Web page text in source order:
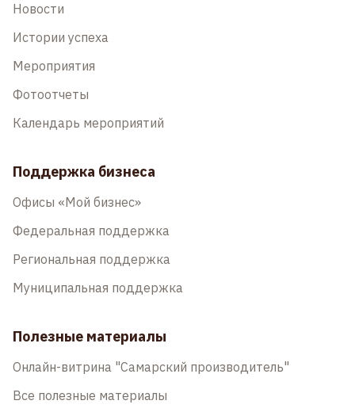
Новости
Истории успеха
Мероприятия
Фотоотчеты
Календарь мероприятий
Поддержка бизнеса
Офисы «Мой бизнес»
Федеральная поддержка
Региональная поддержка
Муниципальная поддержка
Полезные материалы
Онлайн-витрина "Самарский производитель"
Все полезные материалы